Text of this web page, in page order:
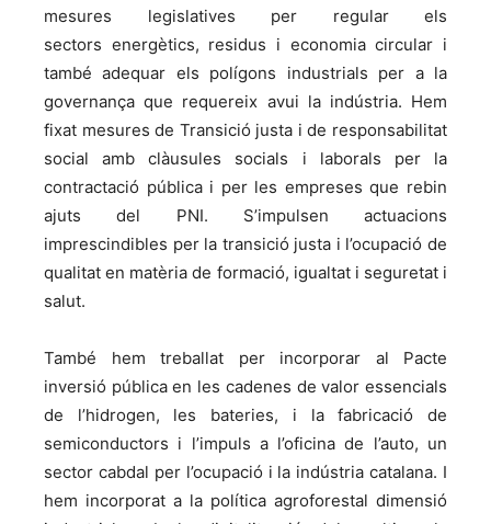
mesures legislatives per regular els
sectors energètics, residus i economia circular i
també adequar els polígons industrials per a la
governança que requereix avui la indústria. Hem
fixat mesures de Transició justa i de responsabilitat
social amb clàusules socials i laborals per la
contractació pública i per les empreses que rebin
ajuts del PNI. S’impulsen actuacions
imprescindibles per la transició justa i l’ocupació de
qualitat en matèria de formació, igualtat i seguretat i
salut.
També hem treballat per incorporar al Pacte
inversió pública en les cadenes de valor essencials
de l’hidrogen, les bateries, i la fabricació de
semiconductors i l’impuls a l’oficina de l’auto, un
sector cabdal per l’ocupació i la indústria catalana. I
hem incorporat a la política agroforestal dimensió